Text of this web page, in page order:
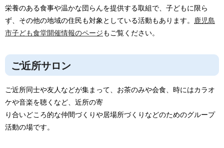
栄養のある食事や温かな団らんを提供する取組で、子どもに限ら
ず、その他の地域の住民も対象としている活動もあります。
鹿児島
市子ども食堂開催情報のページもご覧ください。
ご近所サロン
ご近所同士や友人などが集まって、お茶のみや会食、時にはカラオ
ケや音楽を聴くなど、近所の寄
り合いどころ的な仲間づくりや居場所づくりなどのためのグループ
活動の場です。